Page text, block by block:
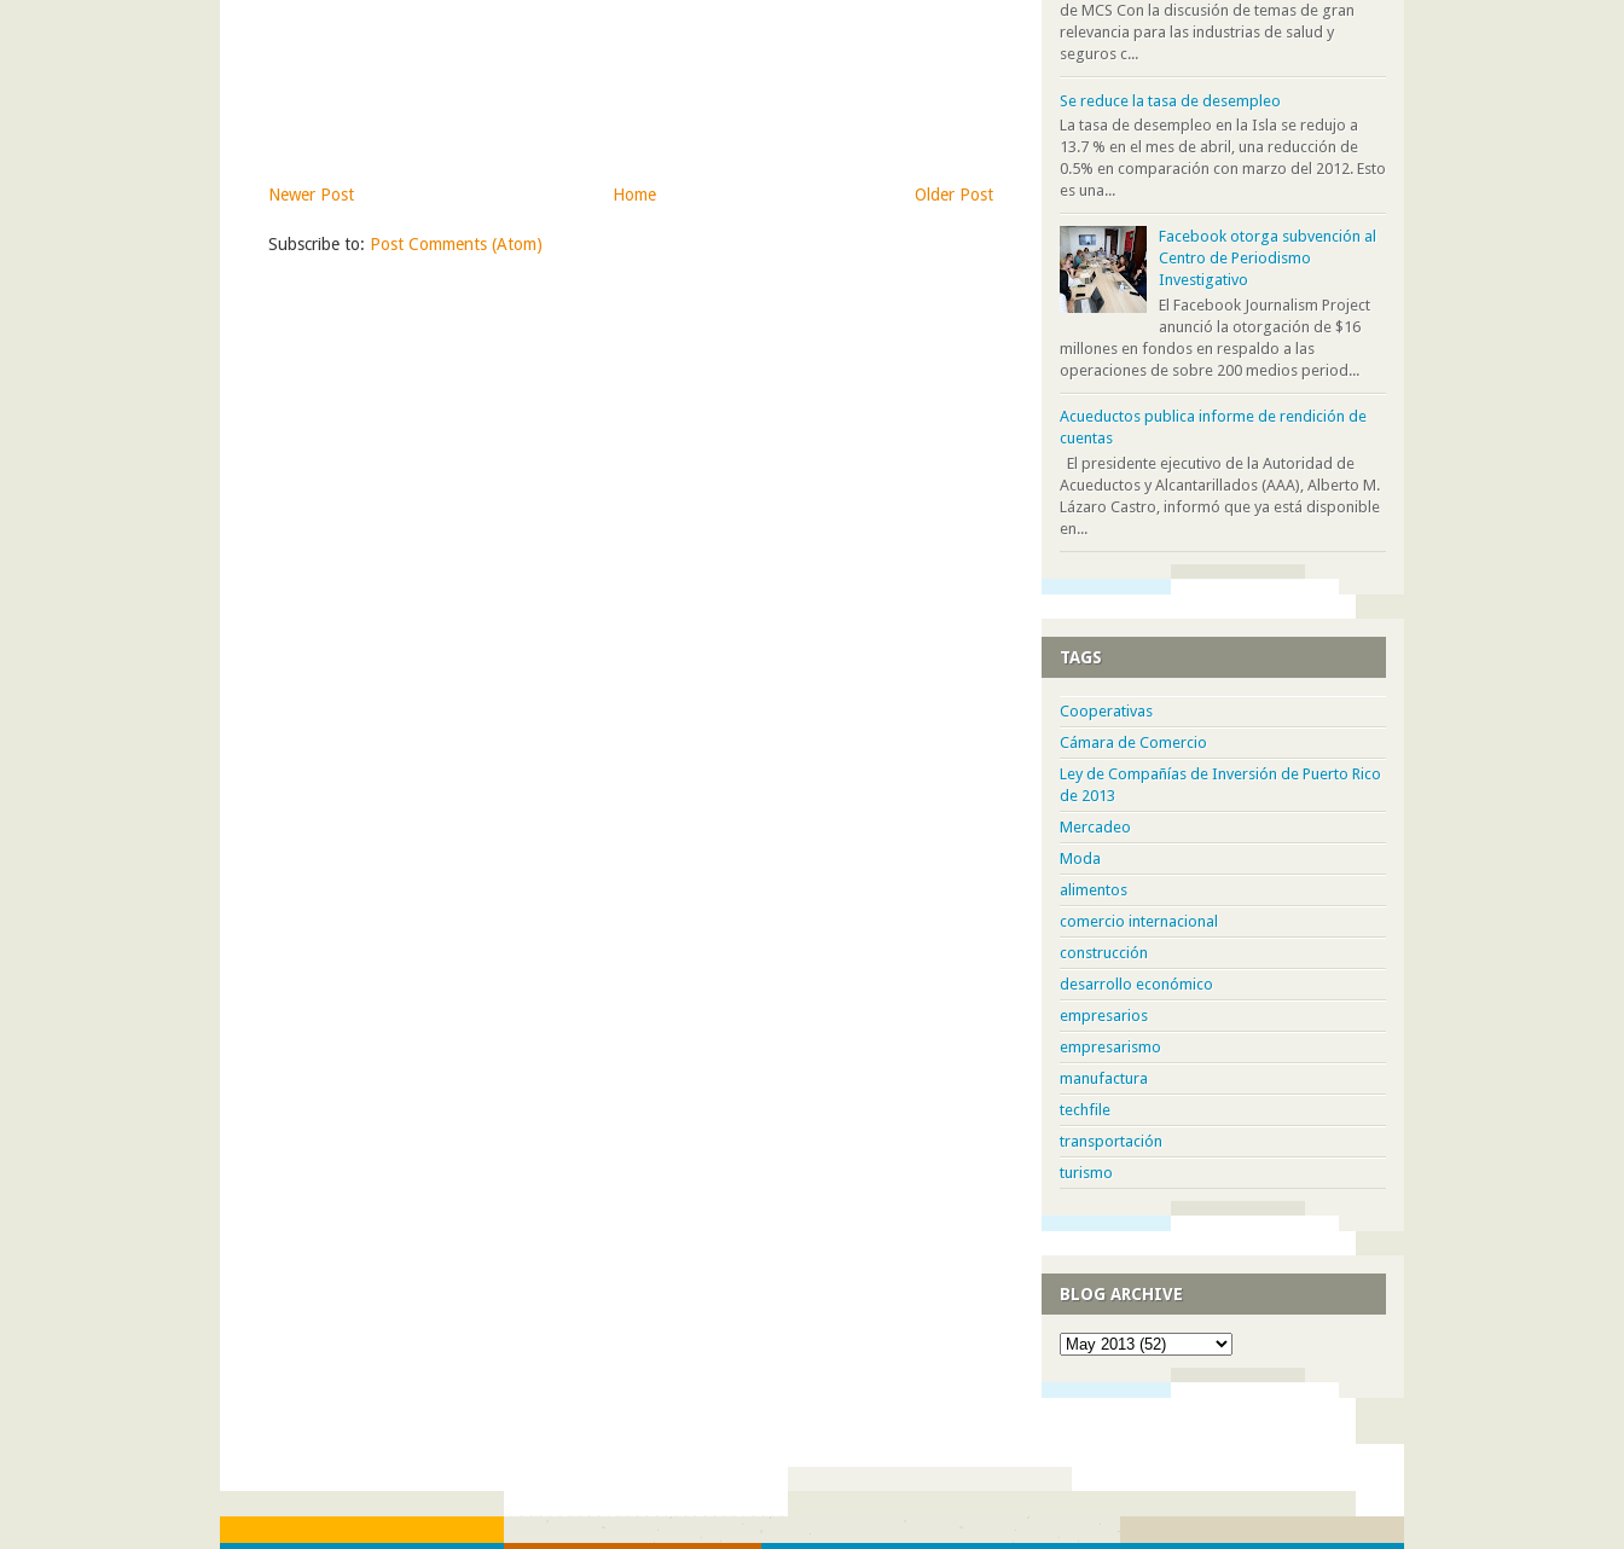
Newer Post Older Post
Home
Subscribe to: Post Comments (Atom)
de MCS Con la discusión de temas de gran
relevancia para las industrias de salud y
seguros c...
Se reduce la tasa de desempleo
La tasa de desempleo en la Isla se redujo a
13.7 % en el mes de abril, una reducción de
0.5% en comparación con marzo del 2012. Esto
es una...
Facebook otorga subvención al
Centro de Periodismo
Investigativo
El Facebook Journalism Project
anunció la otorgación de $16
millones en fondos en respaldo a las
operaciones de sobre 200 medios period...
Acueductos publica informe de rendición de
cuentas
El presidente ejecutivo de la Autoridad de
Acueductos y Alcantarillados (AAA), Alberto M.
Lázaro Castro, informó que ya está disponible
en...
TAGS
Cooperativas
Cámara de Comercio
Ley de Compañías de Inversión de Puerto Rico
de 2013
Mercadeo
Moda
alimentos
comercio internacional
construcción
desarrollo económico
empresarios
empresarismo
manufactura
techfile
transportación
turismo
BLOG ARCHIVE